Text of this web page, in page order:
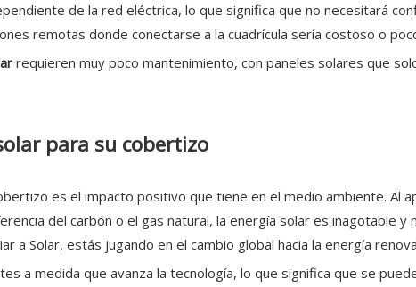
de la red eléctrica, lo que significa que no necesitará
remotas donde conectarse a la cuadrícula sería costoso o
requieren muy poco mantenimiento, con paneles solares que
para su cobertizo
es el impacto positivo que tiene en el medio ambiente. Al
del carbón o el gas natural, la energía solar es inagotable y
a Solar, estás jugando en el cambio global hacia la energía
a medida que avanza la tecnología, lo que significa que se